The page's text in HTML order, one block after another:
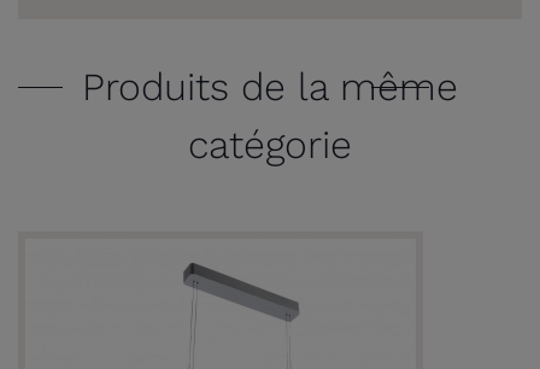
Produits de la même
catégorie